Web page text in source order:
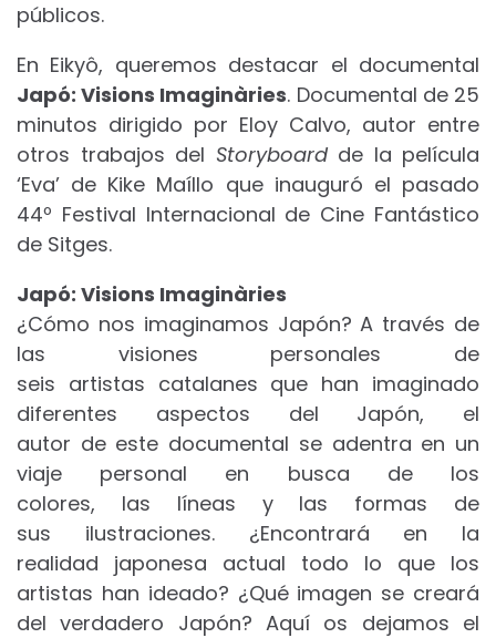
públicos.
En Eikyô, queremos destacar el documental
Japó: Visions Imaginàries. Documental de 25
minutos dirigido por Eloy Calvo, autor entre
otros trabajos del Storyboardde la película
‘Eva’ de Kike Maíllo que inauguró el pasado
44º Festival Internacional de Cine Fantástico
de Sitges.
Japó: Visions Imaginàries
¿Cómo nos imaginamos Japón? A través de
las visiones personales de
seis artistas catalanes que han imaginado
diferentes aspectos del Japón, el
autor de este documental se adentra en un
viaje personal en busca de los
colores, las líneas y las formas de
sus ilustraciones. ¿Encontrará en la
realidad japonesa actual todo lo que los
artistas han ideado? ¿Qué imagen se creará
del verdadero Japón? Aquí os dejamos el